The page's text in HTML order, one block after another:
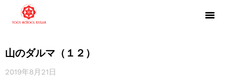
山のダルマ（１２）
2019年8月21日